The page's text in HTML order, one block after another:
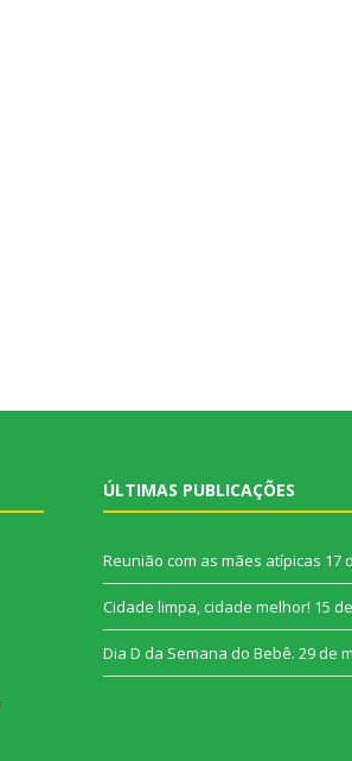
ÚLTIMAS PUBLICAÇÕES
Reunião com as mães atípicas 17
Cidade limpa, cidade melhor! 15
Dia D da Semana do Bebê. 29 de